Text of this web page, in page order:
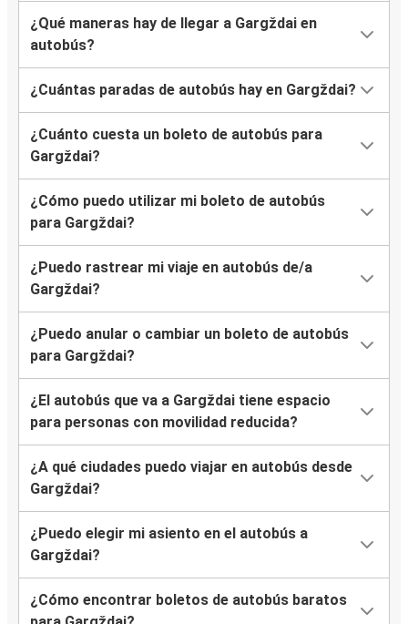
¿Qué maneras hay de llegar a Gargždai en
autobús?
¿Cuántas paradas de autobús hay en Gargždai?
¿Cuánto cuesta un boleto de autobús para
Gargždai?
¿Cómo puedo utilizar mi boleto de autobús
para Gargždai?
¿Puedo rastrear mi viaje en autobús de/a
Gargždai?
¿Puedo anular o cambiar un boleto de autobús
para Gargždai?
¿El autobús que va a Gargždai tiene espacio
para personas con movilidad reducida?
¿A qué ciudades puedo viajar en autobús desde
Gargždai?
¿Puedo elegir mi asiento en el autobús a
Gargždai?
¿Cómo encontrar boletos de autobús baratos